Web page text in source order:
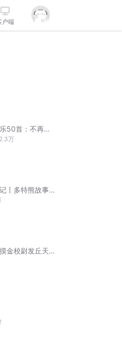
户端
50首：不再闹
2.3万
丨多特熊故事
金校尉发丘天